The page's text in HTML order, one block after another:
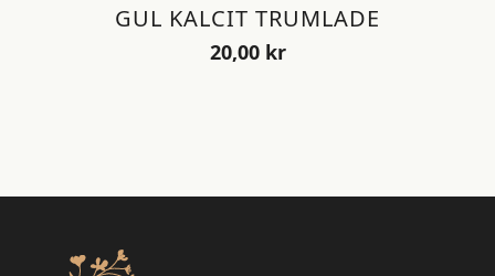
GUL KALCIT TRUMLADE
20,00 kr